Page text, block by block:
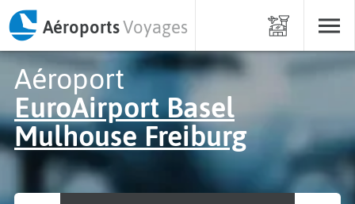
AéroportsVoyages
Aéroport
EuroAirport Basel
Mulhouse Freiburg